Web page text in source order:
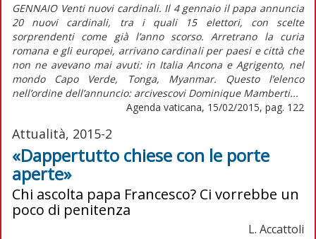
GENNAIO Venti nuovi cardinali. Il 4 gennaio il papa annuncia
20 nuovi cardinali, tra i quali 15 elettori, con scelte
sorprendenti come già l’anno scorso. Arretrano la curia
romana e gli europei, arrivano cardinali per paesi e città che
non ne avevano mai avuti: in Italia Ancona e Agrigento, nel
mondo Capo Verde, Tonga, Myanmar. Questo l’elenco
nell’ordine dell’annuncio: arcivescovi Dominique Mamberti...
Agenda vaticana, 15/02/2015, pag. 122
Attualità, 2015-2
«Dappertutto chiese con le porte
aperte»
Chi ascolta papa Francesco? Ci vorrebbe un
poco di penitenza
L. Accattoli